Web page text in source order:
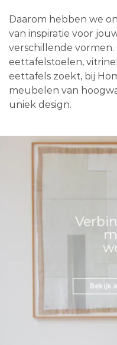
Daarom hebben we
van inspiratie voor
verschillende vormen.
eettafelstoelen,
eettafels zoekt, bij
meubelen van
uniek design.
Bekijk